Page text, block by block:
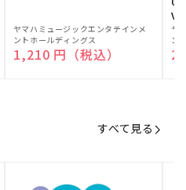
販
売
元:
ヤマハミュージックエンタテインメ
ントホールディングス
通常価格
1,210 円（税込）
販
売
元:
ヤ
ン
すべて見る